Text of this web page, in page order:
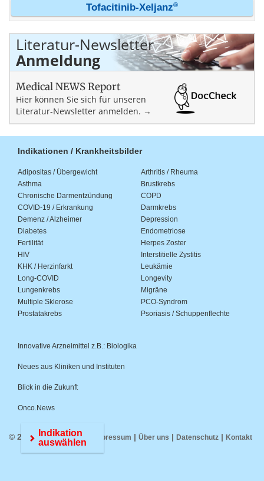
Tofacitinib-Xeljanz®
Literatur-Newsletter
Anmeldung
Medical NEWS Report
Hier können Sie sich für unseren
Literatur-Newsletter anmelden. →
Indikationen / Krankheitsbilder
Adipositas / Übergewicht
Arthritis / Rheuma
Asthma
Brustkrebs
Chronische Darmentzündung
COPD
COVID-19 / Erkrankung
Darmkrebs
Demenz / Alzheimer
Depression
Diabetes
Endometriose
Fertilität
Herpes Zoster
HIV
Interstitielle Zystitis
KHK / Herzinfarkt
Leukämie
Long-COVID
Longevity
Lungenkrebs
Migräne
Multiple Sklerose
PCO-Syndrom
Prostatakrebs
Psoriasis / Schuppenflechte
Innovative Arzneimittel z.B.: Biologika
Neues aus Kliniken und Instituten
Blick in die Zukunft
Onco.News
© 2026 Medwiss.de | Impressum | Über uns | Datenschutz | Kontakt
Indikation
auswählen